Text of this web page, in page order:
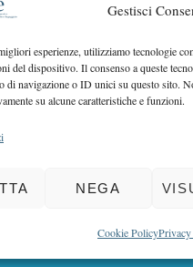
Gestisci
esperienze, utilizziamo tecnologie
del dispositivo. Il consenso a queste
di navigazione o ID unici su questo sito.
su alcune caratteristiche e funzioni.
NEGA
Cookie Policy
EDITORIALE
La banca della